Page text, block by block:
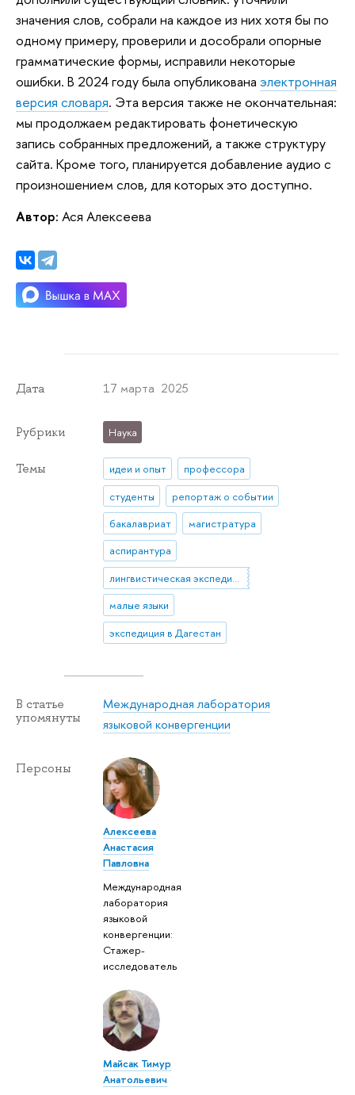
значения слов, собрали на каждое из них хотя бы по
одному примеру, проверили и дособрали опорные
грамматические формы, исправили некоторые
ошибки. В 2024 году была опубликована электронная
версия словаря. Эта версия также не окончательная:
мы продолжаем редактировать фонетическую
запись собранных предложений, а также структуру
сайта. Кроме того, планируется добавление аудио с
произношением слов, для которых это доступно.
Автор: Ася Алексеева
Дата 17 марта 2025
Рубрики Наука
Темы идеи и опыт
профессора
студенты
репортаж о событии
бакалавриат
магистратура
аспирантура
лингвистическая экспедиция
малые языки
экспедиция в Дагестан
В статье
упомянуты
Международная лаборатория
языковой конвергенции
Персоны
Алексеева
Анастасия
Павловна
Международная
лаборатория
языковой
конвергенции:
Стажер-
исследователь
Майсак Тимур
Анатольевич